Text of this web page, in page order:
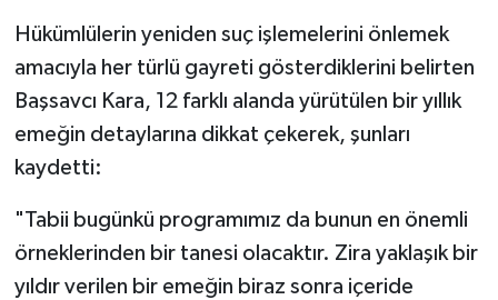
Hükümlülerin yeniden suç işlemelerini önlemek
amacıyla her türlü gayreti gösterdiklerini belirten
Başsavcı Kara, 12 farklı alanda yürütülen bir yıllık
emeğin detaylarına dikkat çekerek, şunları
kaydetti:
"Tabii bugünkü programımız da bunun en önemli
örneklerinden bir tanesi olacaktır. Zira yaklaşık bir
yıldır verilen bir emeğin biraz sonra içeride